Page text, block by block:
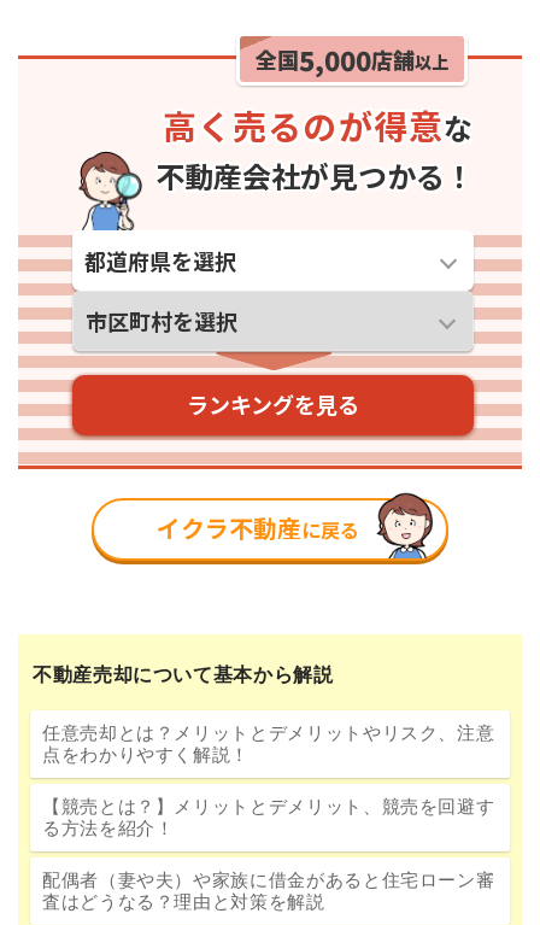
不動産売却について基本から解説
任意売却とは？メリットとデメリットやリスク、注意
点をわかりやすく解説！
【競売とは？】メリットとデメリット、競売を回避す
る方法を紹介！
配偶者（妻や夫）や家族に借金があると住宅ローン審
査はどうなる？理由と対策を解説